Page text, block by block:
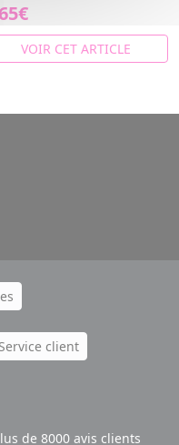
VOIR CET ARTICLE
Service client
de 8000 avis clients